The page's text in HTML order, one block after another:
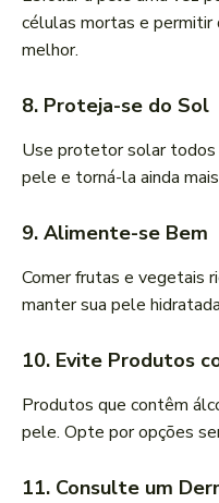
células mortas e
melhor.
8. Proteja-se do Sol
Use protetor solar todos
pele e torná-la ainda
9. Alimente-se Bem
Comer frutas e vegetais
manter sua pele
10. Evite Produtos
Produtos que contêm
pele. Opte por opções
11. Consulte um